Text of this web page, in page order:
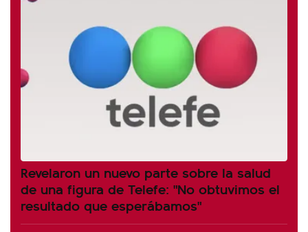
Revelaron un nuevo parte sobre la salud
de una figura de Telefe: "No obtuvimos el
resultado que esperábamos"